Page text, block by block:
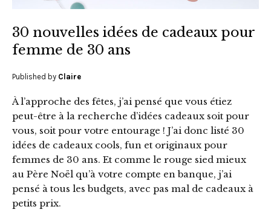
30 nouvelles idées de cadeaux pour
femme de 30 ans
Published by Claire
À l’approche des fêtes, j’ai pensé que vous étiez
peut-être à la recherche d’idées cadeaux soit pour
vous, soit pour votre entourage ! J’ai donc listé 30
idées de cadeaux cools, fun et originaux pour
femmes de 30 ans. Et comme le rouge sied mieux
au Père Noël qu’à votre compte en banque, j’ai
pensé à tous les budgets, avec pas mal de cadeaux à
petits prix.